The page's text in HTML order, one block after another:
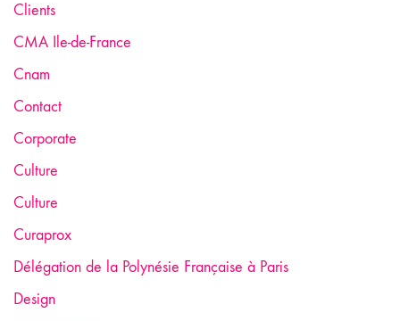
Clients
CMA Ile-de-France
Cnam
Contact
Corporate
Culture
Culture
Curaprox
Délégation de la Polynésie Française à Paris
Design